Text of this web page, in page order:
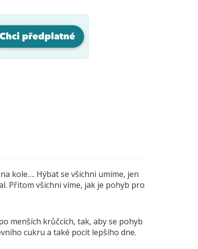
kole…. Hýbat se všichni umíme, jen
Přitom všichni víme, jak je pohyb pro
menších krůčcích, tak, aby se pohyb
cukru a také pocit lepšího dne.